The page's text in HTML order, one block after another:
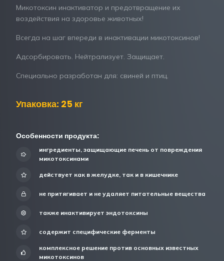
Микотоксин инактиватор и предотвращение их
воздействия на здоровье животных!
Всегда на шаг впереди в инактивации микотоксинов!
Адсорбировать. Нейтрализует. Защищает.
Специально разработан для: свиней и птиц.
Упаковка: 25 кг
Особенности продукта:
ингредиенты, защищающие печень от повреждения
микотоксинами
действует как в желудке, так и в кишечнике
не притягивает и не удаляет питательные вещества
также инактивирует эндотоксины
содержит специфические ферменты
комплексное решение против основных известных
микотоксинов